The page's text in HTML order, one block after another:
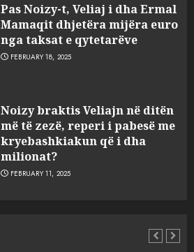
Pas Noizy-t, Veliaj i dha Ermal
Mamaqit dhjetëra mijëra euro
nga taksat e qytetarëve
FEBRUARY 18, 2025
Noizy braktis Veliajn në ditën
më të zezë, reperi i pabesë me
kryebashkiakun që i dha
milionat?
FEBRUARY 11, 2025
sulmuan “One Albania”,
ngjarja u fsheh. A u vodhën
serverat?
MARCH 25, 2025